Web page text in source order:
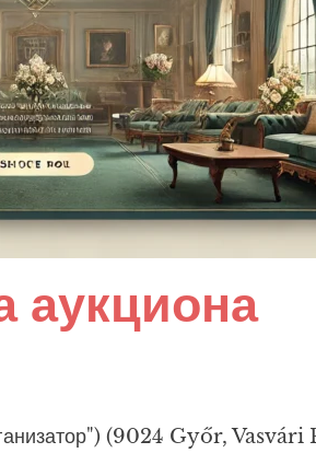
аукциона
(9024 Győr,